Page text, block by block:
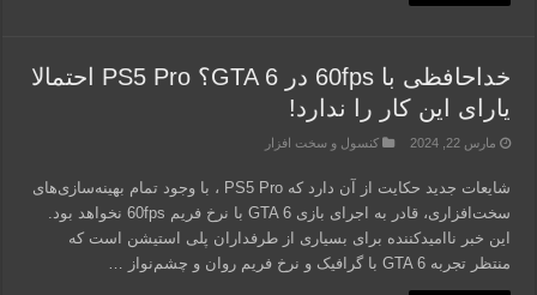
خداحافظی با 60fps در GTA 6؟ PS5 Pro احتمالا
یارای این کار را ندارد!
مارس 22, 2024 کنسول و سخت افزار
شایعات جدید حکایت از آن دارد که PS5 Pro ، با وجود تمام بهینه‌سازی‌های
سخت‌افزاری، قادر به اجرای بازی GTA 6 با نرخ فریم 60fps نخواهد بود.
این خبر ناامیدکننده برای بسیاری از طرفداران پلی استیشن است که
منتظر تجربه GTA 6 با گرافیک و نرخ فریم روان و چشم‌نواز …